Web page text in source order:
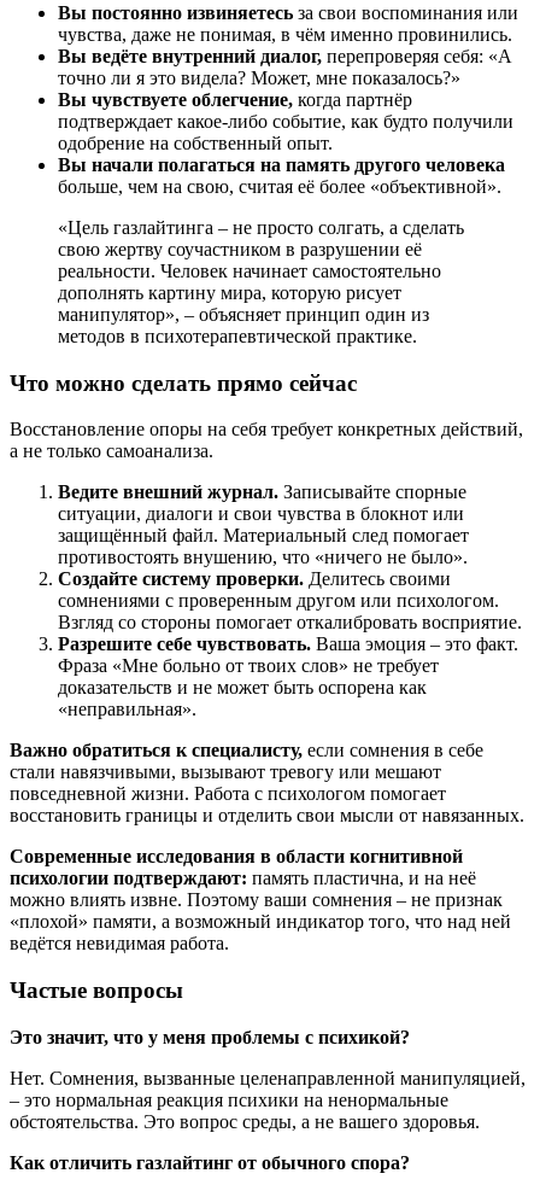
Вы постоянно извиняетесь за свои воспоминания или
чувства, даже не понимая, в чём именно провинились.
Вы ведёте внутренний диалог, перепроверяя себя: «А
точно ли я это видела? Может, мне показалось?»
Вы чувствуете облегчение, когда партнёр
подтверждает какое-либо событие, как будто получили
одобрение на собственный опыт.
Вы начали полагаться на память другого человека
больше, чем на свою, считая её более «объективной».
«Цель газлайтинга – не просто солгать, а сделать
свою жертву соучастником в разрушении её
реальности. Человек начинает самостоятельно
дополнять картину мира, которую рисует
манипулятор», – объясняет принцип один из
методов в психотерапевтической практике.
Что можно сделать прямо сейчас
Восстановление опоры на себя требует конкретных действий,
а не только самоанализа.
Ведите внешний журнал. Записывайте спорные
ситуации, диалоги и свои чувства в блокнот или
защищённый файл. Материальный след помогает
противостоять внушению, что «ничего не было».
Создайте систему проверки. Делитесь своими
сомнениями с проверенным другом или психологом.
Взгляд со стороны помогает откалибровать восприятие.
Разрешите себе чувствовать. Ваша эмоция – это факт.
Фраза «Мне больно от твоих слов» не требует
доказательств и не может быть оспорена как
«неправильная».
Важно обратиться к специалисту, если сомнения в себе
стали навязчивыми, вызывают тревогу или мешают
повседневной жизни. Работа с психологом помогает
восстановить границы и отделить свои мысли от навязанных.
Современные исследования в области когнитивной
психологии подтверждают: память пластична, и на неё
можно влиять извне. Поэтому ваши сомнения – не признак
«плохой» памяти, а возможный индикатор того, что над ней
ведётся невидимая работа.
Частые вопросы
Это значит, что у меня проблемы с психикой?
Нет. Сомнения, вызванные целенаправленной манипуляцией,
– это нормальная реакция психики на ненормальные
обстоятельства. Это вопрос среды, а не вашего здоровья.
Как отличить газлайтинг от обычного спора?